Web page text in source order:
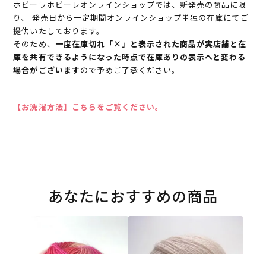
ホビーラホビーレオンラインショップでは、新発売の商品に限
り、 発売日から一定期間オンラインショップ単独の在庫にてご
提供いたしております。
そのため、 一度在庫切れ「×」と表示された商品が実店舗と在
庫を共有できるようになった時点で在庫ありの表示へと変わる
場合がございますので予めご了承ください。
【お洗濯方法】こちらをご覧ください。
あなたにおすすめの商品